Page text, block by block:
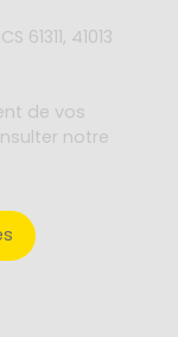
61311, 41013
de vos
notre